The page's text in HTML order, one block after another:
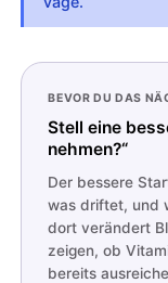
BEVOR DU DAS
Stell eine
nehmen?“
Der bessere
was driftet, und
dort verändert
zeigen, ob
bereits